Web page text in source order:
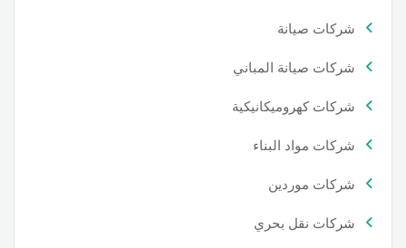
شركات صيانة
شركات صيانة المباني
شركات كهروميكانيكية
شركات مواد البناء
شركات موردين
شركات نقل بحري